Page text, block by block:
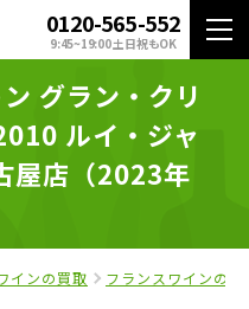
0120-565-552
9:45~19:00 土日祝もOK
グラン・クリ
ルイ・ジャ
屋店（2023年
インの買取 フランスワインの買